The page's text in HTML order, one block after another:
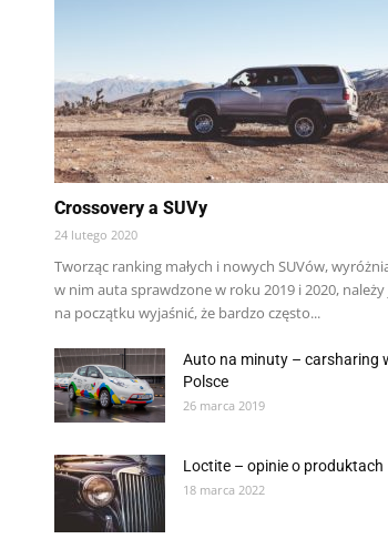
Crossovery a SUVy
24 lutego 2020
Tworząc ranking małych i nowych SUVów,
w nim auta sprawdzone w roku 2019 i 2020, należy
na początku wyjaśnić, że bardzo często...
Auto na minuty – carsharing
Polsce
26 marca 2019
Loctite – opinie o produktach
18 marca 2022